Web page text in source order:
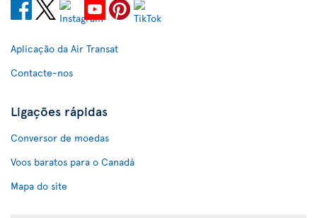
Aplicação da Air Transat
Contacte-nos
Ligações rápidas
Conversor de moedas
Voos baratos para o Canadá
Mapa do site